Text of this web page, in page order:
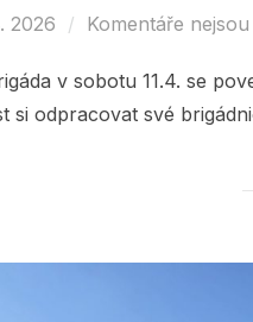
2026 Komentáře
v sobotu 11.4. se
si odpracovat své